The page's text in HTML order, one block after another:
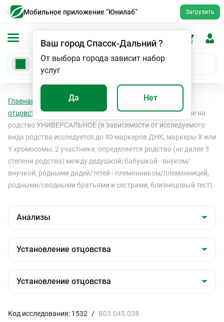
Мобильное приложение “Юнилаб” Загрузить
Ваш городСпасск-Дальний?
От выбора города зависит набор
услуг
Да Нет
Главная Анализы
Установление
отцовства
Установление отцовства
Исследование на
родство УНИВЕРСАЛЬНОЕ (в зависимости от исследуемого
вида родства исследуется до 40 маркеров ДНК, маркеры Х или
Y хромосомы, 2 участника: определяется родство (не далее 3
степени родства) между дедушкой/бабушкой - внуком/
внучкой, родными дядей/тетей - племянником/племянницей,
родными/сводными братьями и сестрами, близнецовый тест).
Код исследования: 1532 / B03.045.038